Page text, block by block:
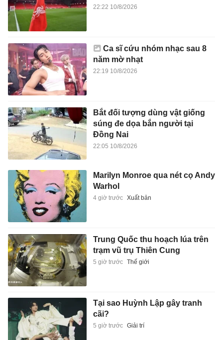
22:22 10/8/2026
Ca sĩ cứu nhóm nhạc sau 8
năm mờ nhạt
22:19 10/8/2026
Bắt đối tượng dùng vật giống
súng đe dọa bắn người tại
Đồng Nai
22:05 10/8/2026
Marilyn Monroe qua nét cọ Andy
Warhol
4 giờ trước Xuất bản
Trung Quốc thu hoạch lúa trên
trạm vũ trụ Thiên Cung
5 giờ trước Thế giới
Tại sao Huỳnh Lập gây tranh
cãi?
5 giờ trước Giải trí